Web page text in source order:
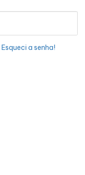
Esqueci a senha!